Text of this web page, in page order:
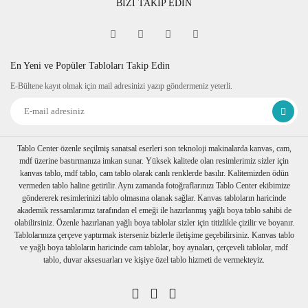
Sipariş verdiğiniz kanvas tablo baskıya girmeden önce
itibaren resmin devamı verilir.
ettiğinden daha dekoratif durur. Askı aparatı monte edilmiş bir
takılarak baloncuklu ambalaja sarılıp, kartonlanır. Nakliye
sırasında hasar görmesi engellenir.
Birden fazla tablo alımı yapılırsa her biri ayrı ayrı
paketlenerek müşterilerimize ulaştırılır.
BİZİ TAKİP EDİN
En Yeni ve Popüler Tabloları Takip Edin
E-Bültene kayıt olmak için mail adresinizi yazıp göndermeniz yeterli.
Tablo Center özenle seçilmiş sanatsal eserleri son teknoloji makinalarda kanvas, cam,
mdf üzerine bastırmanıza imkan sunar. Yüksek kalitede olan resimlerimiz sizler için
kanvas tablo, mdf tablo, cam tablo olarak canlı renklerde basılır. Kalitemizden ödün
vermeden tablo haline getirilir. Aynı zamanda fotoğraflarınızı Tablo Center ekibimize
göndererek resimlerinizi tablo olmasına olanak sağlar. Kanvas tabloların haricinde
akademik ressamlarımız tarafından el emeği ile hazırlanmış yağlı boya tablo sahibi de
olabilirsiniz. Özenle hazırlanan yağlı boya tablolar sizler için titizlikle çizilir ve boyanır.
Tablolarınıza çerçeve yaptırmak isterseniz bizlerle iletişime geçebilirsiniz. Kanvas tablo
ve yağlı boya tabloların haricinde cam tablolar, boy aynaları, çerçeveli tablolar, mdf
tablo, duvar aksesuarları ve kişiye özel tablo hizmeti de vermekteyiz.